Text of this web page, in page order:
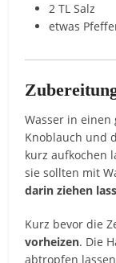
2 TL Salz
etwas
Wasser in einen
Knoblauch und
kurz aufkochen
sie sollten mit
darin ziehen
Kurz bevor die
vorheizen. Die
abtropfen